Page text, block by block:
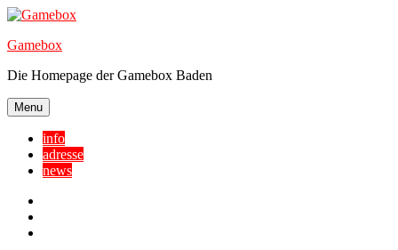
Skip
content
Gamebox
Die Homepage der Gamebox Baden
Menu
info
adresse
news